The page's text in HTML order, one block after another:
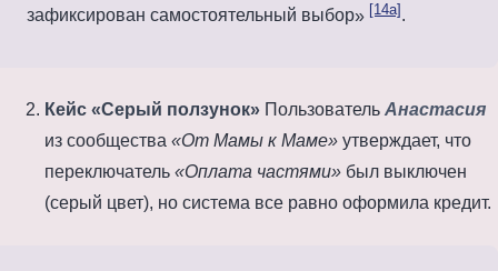
зафиксирован самостоятельный выбор
[14a] .
Кейс «Серый ползунок» Пользователь Анастасия
из сообщества «От Мамы к Маме» утверждает, что
переключатель «Оплата частями» был выключен
(серый цвет), но система все равно оформила кредит.